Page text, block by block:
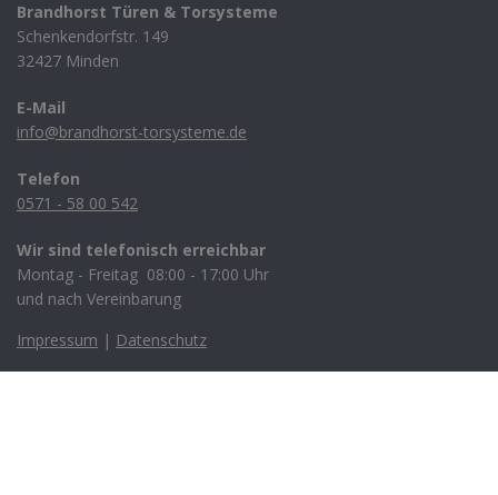
Brandhorst Türen & Torsysteme
Schenkendorfstr. 149
32427 Minden
E-Mail
info@brandhorst-torsysteme.de
Telefon
0571 - 58 00 542
Wir sind telefonisch erreichbar
Montag - Freitag 08:00 - 17:00 Uhr
und nach Vereinbarung
Impressum | Datenschutz